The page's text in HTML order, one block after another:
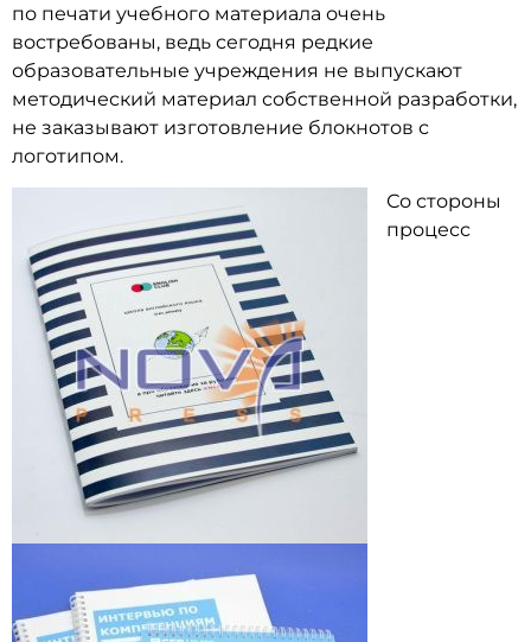
по печати учебного материала очень
востребованы, ведь сегодня редкие
образовательные учреждения не выпускают
методический материал собственной разработки,
не заказывают изготовление блокнотов с
логотипом.
Со стороны
процесс